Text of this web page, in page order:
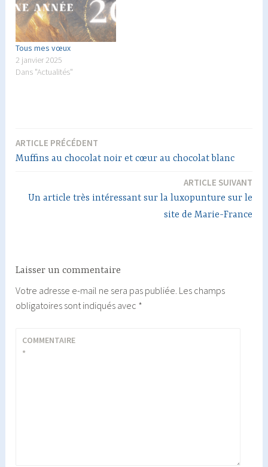
Tous mes vœux
2 janvier 2025
Dans "Actualités"
Navigation
ARTICLE PRÉCÉDENT
Muffins au chocolat noir et cœur au chocolat blanc
ARTICLE SUIVANT
Un article très intéressant sur la luxopunture sur le
site de Marie-France
Laisser un commentaire
Votre adresse e-mail ne sera pas publiée. Les champs
obligatoires sont indiqués avec *
COMMENTAIRE
*